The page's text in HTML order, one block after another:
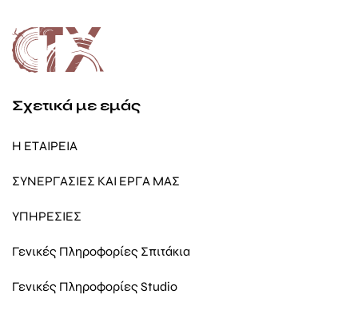
Σχετικά με εμάς
Η ΕΤΑΙΡΕΙΑ
ΣΥΝΕΡΓΑΣΙΕΣ ΚΑΙ ΕΡΓΑ ΜΑΣ
ΥΠΗΡΕΣΙΕΣ
Γενικές Πληροφορίες Σπιτάκια
Γενικές Πληροφορίες Studio